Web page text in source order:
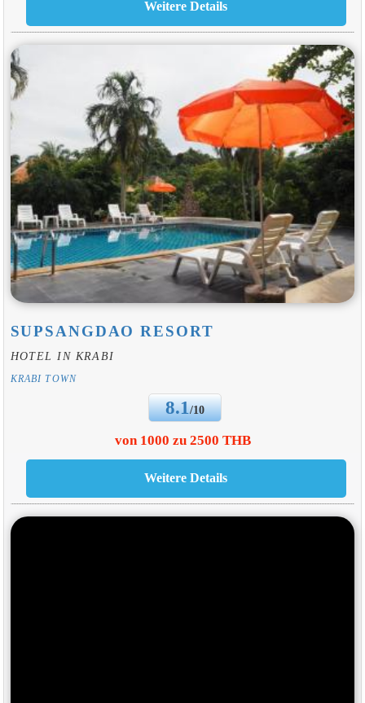
SUPSANGDAO RESORT
HOTEL IN KRABI
KRABI TOWN
8.1/10
von 1000 zu 2500 THB